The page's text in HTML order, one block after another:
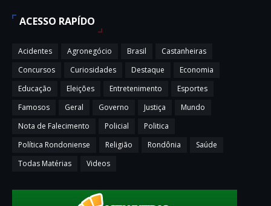
ACESSO RAPÍDO
Acidentes Agronegócio Brasil
Castanheiras
Concursos
Curiosidades Destaque
Economia
Educação
Eleições Entretenimento
Esportes
Famosos
Geral Governo Justiça
Mundo
Nota de Falecimento
Policial
Politica
Política Rondoniense
Religião Rondônia
Saúde
Todas Matérias
Videos